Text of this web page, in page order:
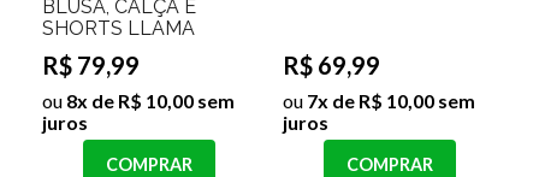
BLUSA, CALÇA E
SHORTS LLAMA
R$ 79,99
ou 8x de R$ 10,00 sem
juros
COMPRAR
R$ 69,99
ou 7x de R$ 10,00 sem
juros
COMPRAR